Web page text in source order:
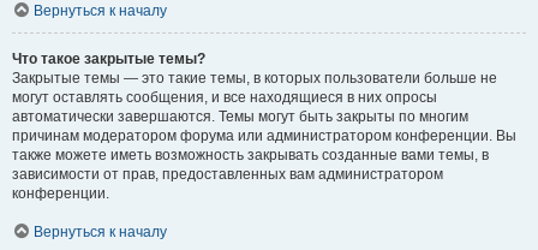
Вернуться к началу
Что такое закрытые темы?
Закрытые темы — это такие темы, в которых пользователи больше не
могут оставлять сообщения, и все находящиеся в них опросы
автоматически завершаются. Темы могут быть закрыты по многим
причинам модератором форума или администратором конференции. Вы
также можете иметь возможность закрывать созданные вами темы, в
зависимости от прав, предоставленных вам администратором
конференции.
Вернуться к началу